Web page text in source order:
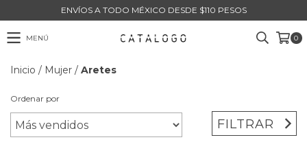
ENVÍOS A TODO MÉXICO DESDE $110 PESOS
MENÚ 0
Inicio / Mujer / Aretes
Ordenar por
FILTRAR